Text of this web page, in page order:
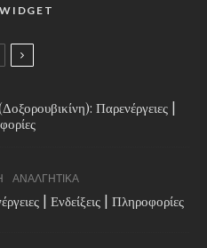
Παρενέργειες |
ΑΝΑΛΓΗΤΙΚΑ
| Ενδείξεις | Πληροφορίες